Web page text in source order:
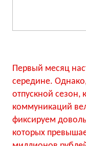
Первый месяц
середине.
отпускной сезон,
коммуникаций
фиксируем
которых